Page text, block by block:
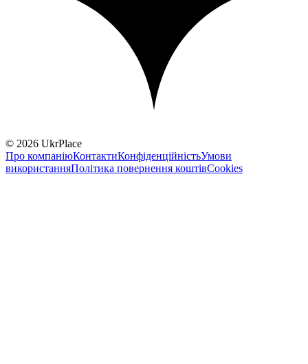
© 2026 UkrPlace
Про компаніюКонтактиКонфіденційністьУмови
використанняПолітика повернення коштівCookies